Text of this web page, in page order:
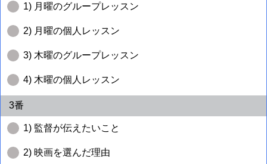
1) 月曜のグループレッスン
2) 月曜の個人レッスン
3) 木曜のグループレッスン
4) 木曜の個人レッスン
3番
1) 監督が伝えたいこと
2) 映画を選んだ理由